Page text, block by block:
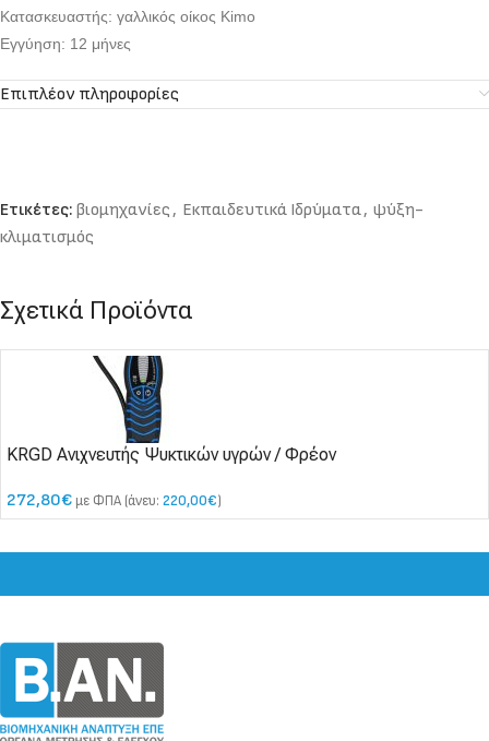
Κατασκευαστής: γαλλικός οίκος Kimo
Εγγύηση: 12 μήνες
Επιπλέον πληροφορίες
Ετικέτες: βιομηχανίες, Εκπαιδευτικά Ιδρύματα, ψύξη-
κλιματισμός
Σχετικά Προϊόντα
KRGD Ανιχνευτής Ψυκτικών υγρών / Φρέον
272,80€ με ΦΠΑ (άνευ: 220,00€)